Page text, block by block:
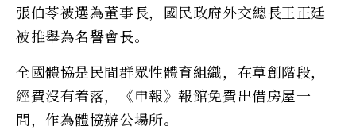
張伯苓被選為董事長，國民政府外交總長王正廷
被推舉為名譽會長。
全國體協是民間群眾性體育組織，在草創階段，
經費沒有着落，《申報》報館免費出借房屋一
間，作為體協辦公場所。